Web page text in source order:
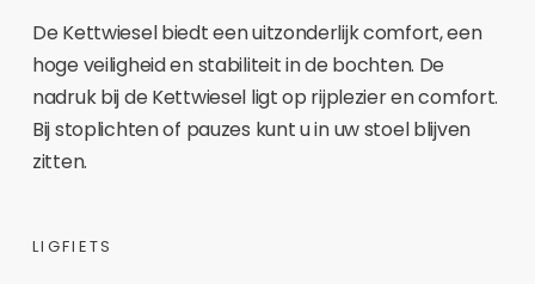
De Kettwiesel biedt een uitzonderlijk comfort, een
hoge veiligheid en stabiliteit in de bochten. De
nadruk bij de Kettwiesel ligt op rijplezier en comfort.
Bij stoplichten of pauzes kunt u in uw stoel blijven
zitten.
LIGFIETS